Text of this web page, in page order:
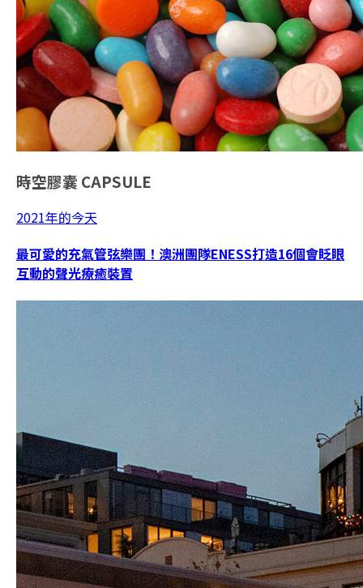
時空膠囊 CAPSULE
2021年的今天
最可愛的充氣管弦樂團！澳洲團隊ENESS打造16個會眨眼
互動的聲光療癒裝置